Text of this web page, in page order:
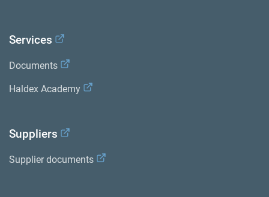
Services
Documents
Haldex Academy
Suppliers
Supplier documents